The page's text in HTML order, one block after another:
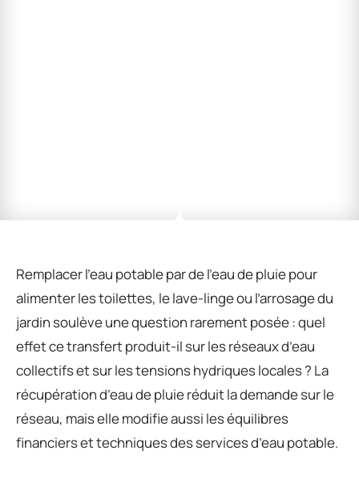
Remplacer l’eau potable par de l’eau de pluie pour
alimenter les toilettes, le lave-linge ou l’arrosage du
jardin soulève une question rarement posée : quel
effet ce transfert produit-il sur les réseaux d’eau
collectifs et sur les tensions hydriques locales ? La
récupération d’eau de pluie réduit la demande sur le
réseau, mais elle modifie aussi les équilibres
financiers et techniques des services d’eau potable.